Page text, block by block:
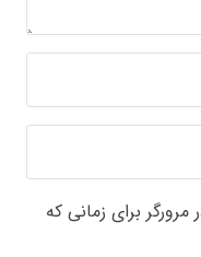
برای زمانی که